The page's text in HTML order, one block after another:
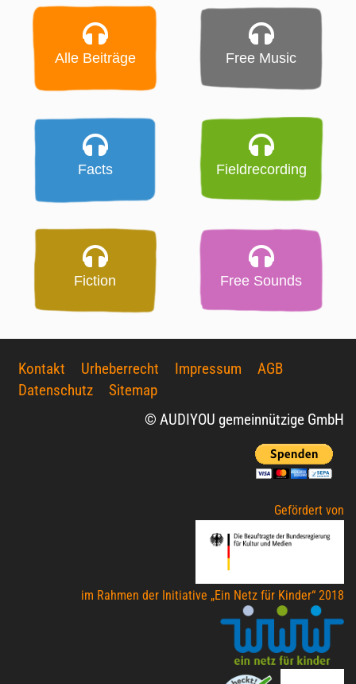
Alle Beiträge Free Music
Facts Fieldrecording
Fiction Free Sounds
Kontakt Urheberrecht Impressum
AGB
Datenschutz
Sitemap
© AUDIYOU gemeinnützige GmbH
Gefördert von
im Rahmen der Initiative „Ein Netz für Kinder“ 2018